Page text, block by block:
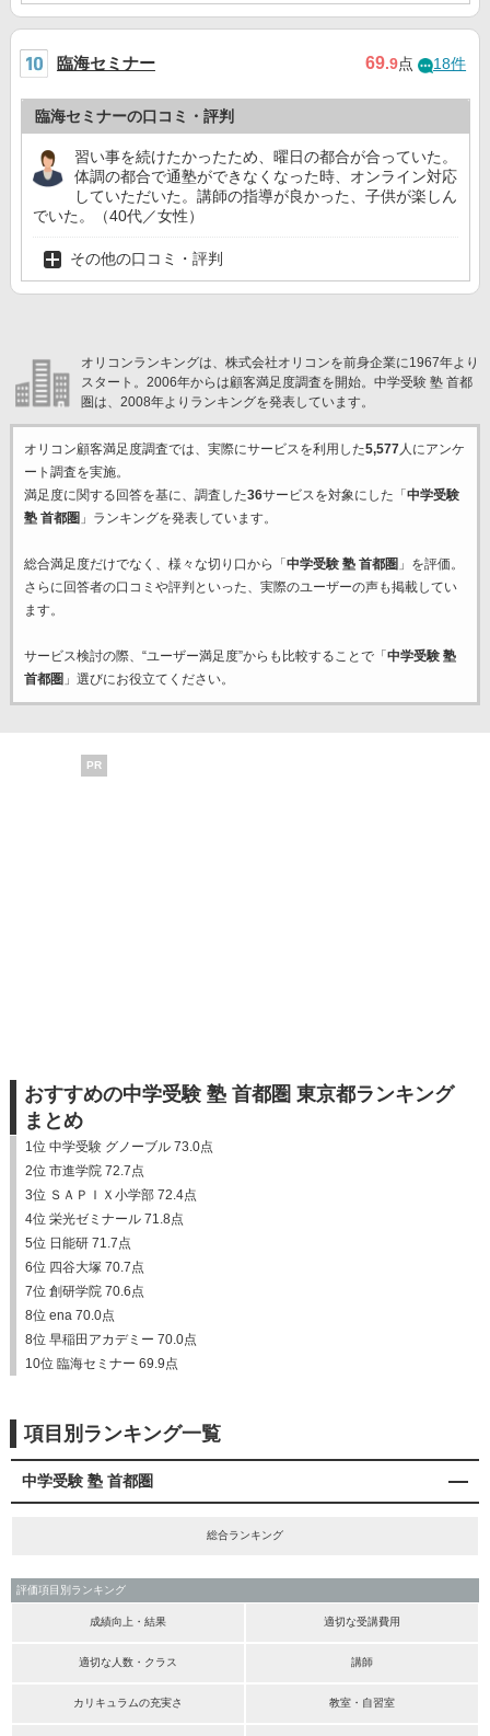
臨海セミナー 69.9点 18件
臨海セミナーの口コミ・評判
習い事を続けたかったため、曜日の都合が合っていた。
体調の都合で通塾ができなくなった時、オンライン対応
していただいた。講師の指導が良かった、子供が楽しん
でいた。（40代／女性）
その他の口コミ・評判
オリコンランキングは、株式会社オリコンを前身企業に1967年より
スタート。2006年からは顧客満足度調査を開始。中学受験 塾 首都
圏は、2008年よりランキングを発表しています。
オリコン顧客満足度調査では、実際にサービスを利用した5,577人にアンケ
ート調査を実施。
満足度に関する回答を基に、調査した36サービスを対象にした「 中学受験
塾 首都圏 」ランキングを発表しています。
総合満足度だけでなく、様々な切り口から「 中学受験 塾 首都圏 」を評価。
さらに回答者の口コミや評判といった、実際のユーザーの声も掲載してい
ます。
サービス検討の際、“ユーザー満足度”からも比較することで「 中学受験 塾
首都圏 」選びにお役立てください。
PR
おすすめの中学受験 塾 首都圏 東京都ランキング
まとめ
1位 中学受験 グノーブル 73.0点
2位 市進学院 72.7点
3位 ＳＡＰＩＸ小学部 72.4点
4位 栄光ゼミナール 71.8点
5位 日能研 71.7点
6位 四谷大塚 70.7点
7位 創研学院 70.6点
8位 ena 70.0点
8位 早稲田アカデミー 70.0点
10位 臨海セミナー 69.9点
項目別ランキング一覧
中学受験 塾 首都圏
総合ランキング
評価項目別ランキング
成績向上・結果 適切な受講費用
適切な人数・クラス 講師
カリキュラムの充実さ 教室・自習室